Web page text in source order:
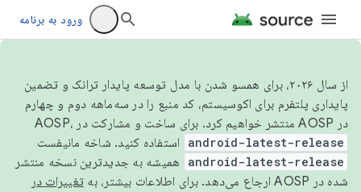
ورود به برنامه
از سال ۲۰۲۶، برای همسو شدن با مدل توسعه پایدار ترانک و تضمین
پایداری پلتفرم برای اکوسیستم، کد منبع را در سه‌ماهه دوم و چهارم
در AOSP منتشر خواهیم کرد. برای ساخت و مشارکت در AOSP،
android-latest-release استفاده کنید. شاخه مانیفست
android-latest-release
همیشه به جدیدترین نسخه منتشر
شده در AOSP ارجاع می‌دهد. برای اطلاعات بیشتر، به
تغییرات در